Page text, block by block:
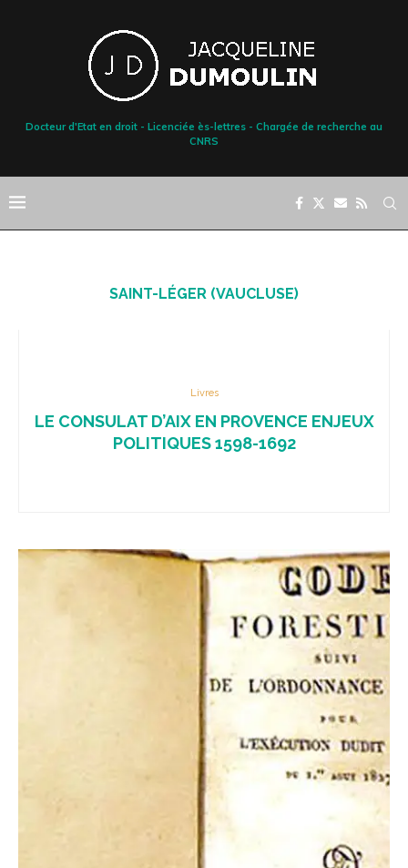
Docteur d'Etat en droit - Licenciée ès-lettres - Chargée de recherche au
CNRS
SAINT-LÉGER (VAUCLUSE)
Livres
LE CONSULAT D’AIX EN PROVENCE ENJEUX
POLITIQUES 1598-1692